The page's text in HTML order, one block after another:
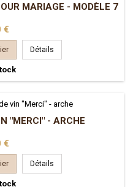
MARIAGE - MODÈLE 7
€
Détails
"MERCI" - ARCHE
€
Détails